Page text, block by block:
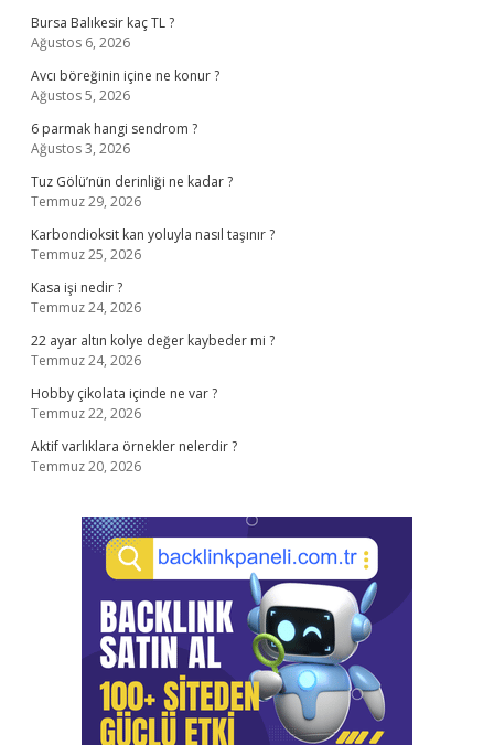
Bursa Balıkesir kaç TL ?
Ağustos 6, 2026
Avcı böreğinin içine ne konur ?
Ağustos 5, 2026
6 parmak hangi sendrom ?
Ağustos 3, 2026
Tuz Gölü’nün derinliği ne kadar ?
Temmuz 29, 2026
Karbondioksit kan yoluyla nasıl taşınır ?
Temmuz 25, 2026
Kasa işi nedir ?
Temmuz 24, 2026
22 ayar altın kolye değer kaybeder mi ?
Temmuz 24, 2026
Hobby çikolata içinde ne var ?
Temmuz 22, 2026
Aktif varlıklara örnekler nelerdir ?
Temmuz 20, 2026